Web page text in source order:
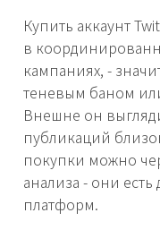
Купить аккаунт
в
кампаниях, -
теневым баном
Внешне он
публикаций
покупки можно
анализа - они
платформ.